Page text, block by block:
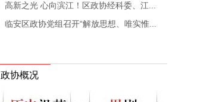
高新之光 心向滨江！区政协经科委、江...
临安区政协党组召开“解放思想、唯实惟...
政协概况